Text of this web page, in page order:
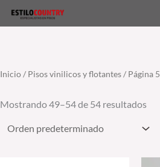
al
Inicio/ Pisos vinilicos y flotantes/ Página 5
Mostrando 49–54 de 54 resultados